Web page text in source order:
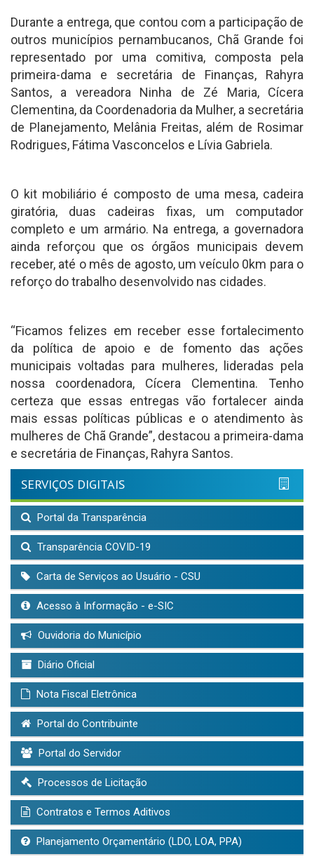
Durante a entrega, que contou com a participação de
outros municípios pernambucanos, Chã Grande foi
representado por uma comitiva, composta pela
primeira-dama e secretária de Finanças, Rahyra
Santos, a vereadora Ninha de Zé Maria, Cícera
Clementina, da Coordenadoria da Mulher, a secretária
de Planejamento, Melânia Freitas, além de Rosimar
Rodrigues, Fátima Vasconcelos e Lívia Gabriela.
O kit mobiliário é composto de uma mesa, cadeira
giratória, duas cadeiras fixas, um computador
completo e um armário. Na entrega, a governadora
ainda reforçou que os órgãos municipais devem
receber, até o mês de agosto, um veículo 0km para o
reforço do trabalho desenvolvido nas cidades.
“Ficamos felizes em receber esse fortalecimento
da política de apoio e de fomento das ações
municipais voltadas para mulheres, lideradas pela
nossa coordenadora, Cícera Clementina. Tenho
certeza que essas entregas vão fortalecer ainda
mais essas políticas públicas e o atendimento às
mulheres de Chã Grande”, destacou a primeira-dama
e secretária de Finanças, Rahyra Santos.
SERVIÇOS DIGITAIS
Portal da Transparência
Transparência COVID-19
Carta de Serviços ao Usuário - CSU
Acesso à Informação - e-SIC
Ouvidoria do Município
Diário Oficial
Nota Fiscal Eletrônica
Portal do Contribuinte
Portal do Servidor
Processos de Licitação
Contratos e Termos Aditivos
Planejamento Orçamentário (LDO, LOA, PPA)